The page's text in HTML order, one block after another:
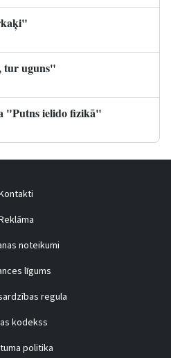
tur uguns"
"Putns ielido fizikā"
noteikumi
līgums
regula
kodekss
politika